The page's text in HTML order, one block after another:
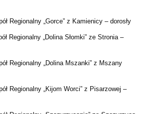
Regionalny „Gorce” z Kamienicy – dorosły
Regionalny „Dolina Słomki” ze Stronia –
Regionalny „Dolina Mszanki” z Mszany
Regionalny „Kijom Worci” z Pisarzowej –